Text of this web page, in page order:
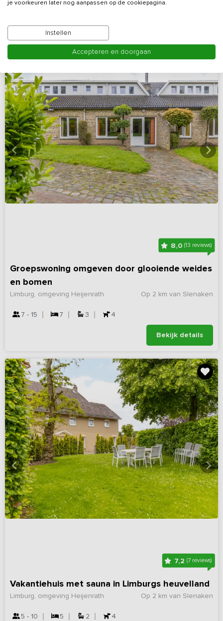
8,0(13 reviews)
Groepswoning omgeven door glooiende weides
en bomen
Op 2 km van Slenaken
Limburg, omgeving Heijenrath
7 - 15 7 3 4
Bekijk details
7,2(7 reviews)
Vakantiehuis met sauna in Limburgs heuvelland
Op 2 km van Slenaken
Limburg, omgeving Heijenrath
5 - 10 5 2 4
je voorkeuren later nog aanpassen op de cookiepagina.
Instellen
Accepteren en doorgaan